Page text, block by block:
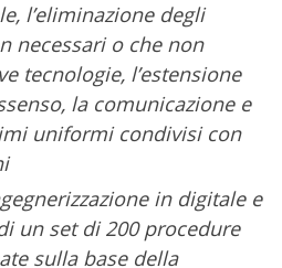
l’eliminazione degli
necessari o che non
tecnologie, l’estensione
la comunicazione e
uniformi condivisi con
in digitale e
un set di 200 procedure
sulla base della